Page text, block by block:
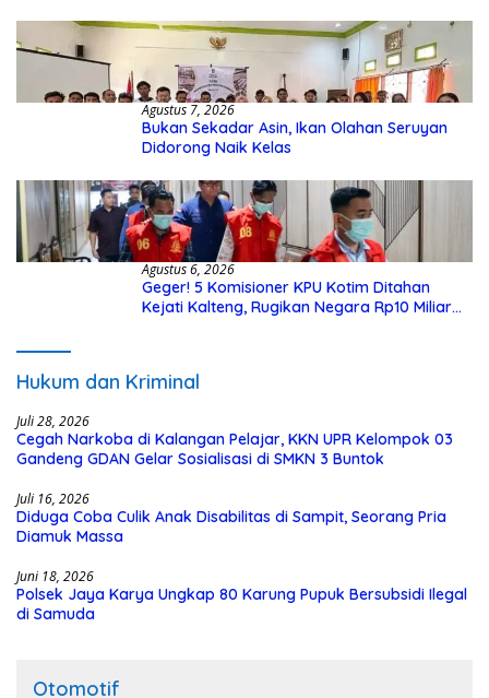
Agustus 7, 2026
Bukan Sekadar Asin, Ikan Olahan Seruyan
Didorong Naik Kelas
Agustus 6, 2026
Geger! 5 Komisioner KPU Kotim Ditahan
Kejati Kalteng, Rugikan Negara Rp10 Miliar
Hukum dan Kriminal
Juli 28, 2026
Cegah Narkoba di Kalangan Pelajar, KKN UPR Kelompok 03
Gandeng GDAN Gelar Sosialisasi di SMKN 3 Buntok
Juli 16, 2026
Diduga Coba Culik Anak Disabilitas di Sampit, Seorang Pria
Diamuk Massa
Juni 18, 2026
Polsek Jaya Karya Ungkap 80 Karung Pupuk Bersubsidi Ilegal
di Samuda
Otomotif